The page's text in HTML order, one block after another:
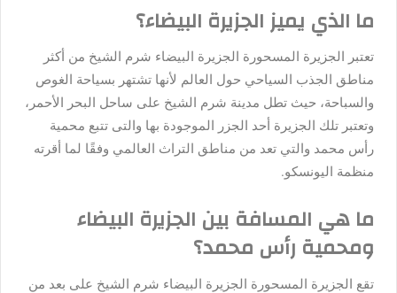
ما الذي يميز الجزيرة البيضاء؟
تعتبر الجزيرة المسحورة الجزيرة البيضاء شرم الشيخ من أكثر
مناطق الجذب السياحي حول العالم لأنها تشتهر بسياحة الغوص
والسباحة، حيث تطل مدينة شرم الشيخ على ساحل البحر الأحمر،
وتعتبر تلك الجزيرة أحد الجزر الموجودة بها والتى تتبع محمية
رأس محمد والتي تعد من مناطق التراث العالمي وفقًا لما أقرته
منظمة اليونسكو.
ما هي المسافة بين الجزيرة البيضاء
ومحمية رأس محمد؟
تقع الجزيرة المسحورة الجزيرة البيضاء شرم الشيخ على بعد من